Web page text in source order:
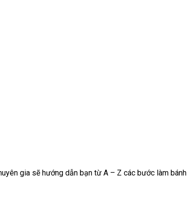
gia sẽ hướng dẫn bạn từ A – Z các bước làm bánh